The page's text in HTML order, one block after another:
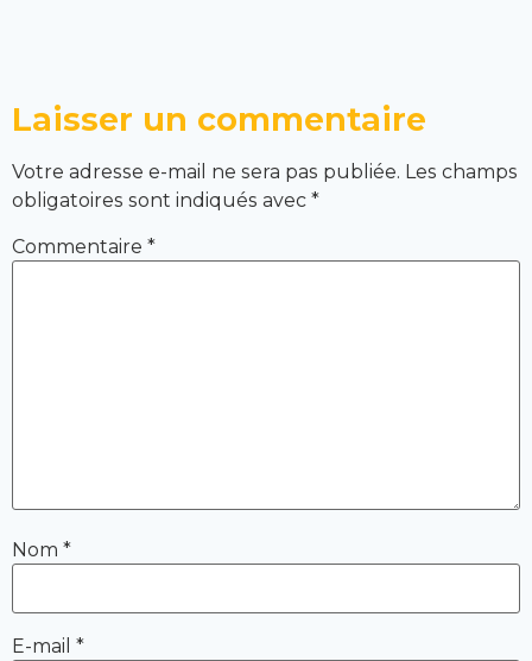
Laisser un commentaire
Votre adresse e-mail ne sera pas publiée. Les champs
obligatoires sont indiqués avec *
Commentaire *
Nom *
E-mail *